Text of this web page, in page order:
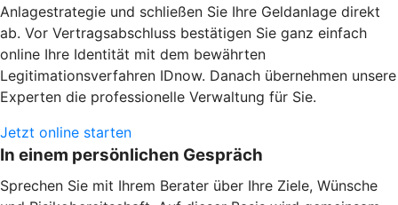
Anlagestrategie und schließen Sie Ihre Geldanlage direkt
ab. Vor Vertragsabschluss bestätigen Sie ganz einfach
online Ihre Identität mit dem bewährten
Legitimationsverfahren IDnow. Danach übernehmen unsere
Experten die professionelle Verwaltung für Sie.
Jetzt online starten
In einem persönlichen Gespräch
Sprechen Sie mit Ihrem Berater über Ihre Ziele, Wünsche